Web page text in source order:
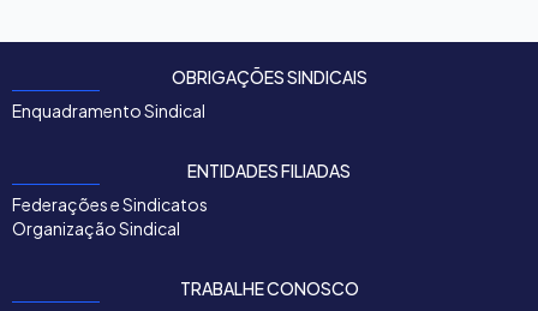
OBRIGAÇÕES SINDICAIS
Enquadramento Sindical
ENTIDADES FILIADAS
Federações e Sindicatos
Organização Sindical
TRABALHE CONOSCO